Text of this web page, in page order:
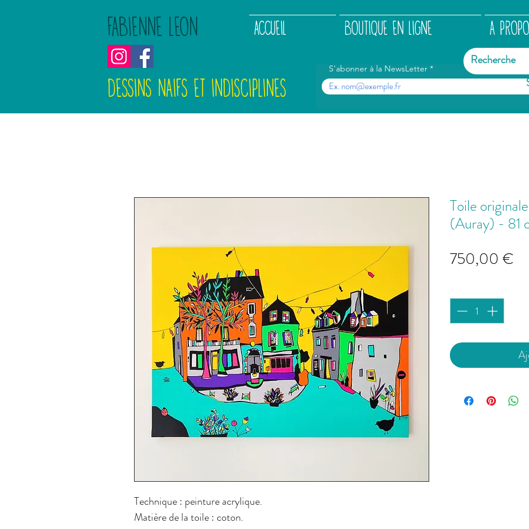
FABIENNE LEON ACCUEIL BOUTIQUE EN LIGNE A
DESSINS NAIFS ET INDISCIPLINES
S'abonner à la NewsLetter
Technique : peinture acrylique.
Matière de la toile : coton.
Toile
(Auray) - 81
750,00 €